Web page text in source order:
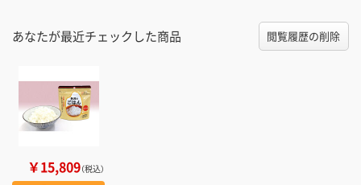
あなたが最近チェックした商品 閲覧履歴の削除
￥15,809（税込）